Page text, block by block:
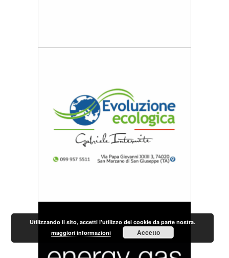
Utilizzando il sito, accetti l'utilizzo dei cookie da parte nostra.
maggiori informazioni
Accetto